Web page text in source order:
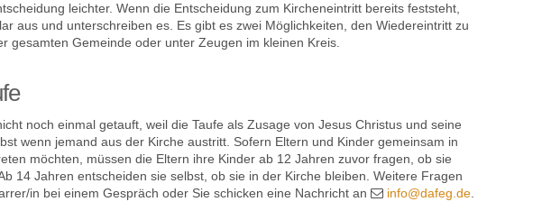
leichter. Wenn die Entscheidung zum Kircheneintritt bereits feststeht,
aus und unterschreiben es. Es gibt es zwei Möglichkeiten, den Wiedereintritt zu
gesamten Gemeinde oder unter Zeugen im kleinen Kreis.
noch einmal getauft, weil die Taufe als Zusage von Jesus Christus und seine
wenn jemand aus der Kirche austritt. Sofern Eltern und Kinder gemeinsam in
möchten, müssen die Eltern ihre Kinder ab 12 Jahren zuvor fragen, ob sie
14 Jahren entscheiden sie selbst, ob sie in der Kirche bleiben. Weitere Fragen
in bei einem Gespräch oder Sie schicken eine Nachricht an
info@dafeg.de